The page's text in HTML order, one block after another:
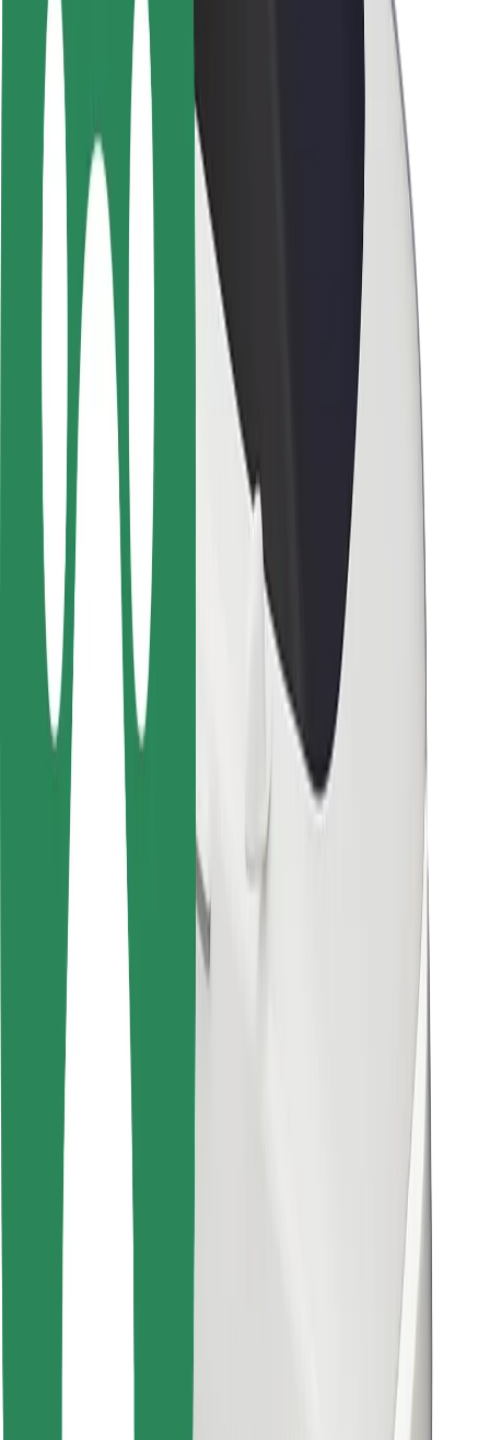
მედია
ურბანული ფონდი
უსაფრთხოება
მგზავრების უსაფრთხოება
მძღოლების უსაფრთხოება
სკუტერის უსაფრთხოება
უსაფრთხოება
ქალაქები
ლოკაციები
ქალაქი უკეთესობისკენ
აეროპორტები
Bolt-ის დასატენი სადგური
მხარდაჭერა
მგზავრებისთვის
მძღოლებისთვის
კურიერებისთვის
Bolt Food
ავტოპარკის მფლობელებისთვის
რესტორნებისთვის
Bolt for Business
სხვა
მომწოდებლები
წესები და პირობები
Cookies
უსაფრთხოება
გადმოწერე Bolt
იპოვე შენი საყვარელი კერძები!